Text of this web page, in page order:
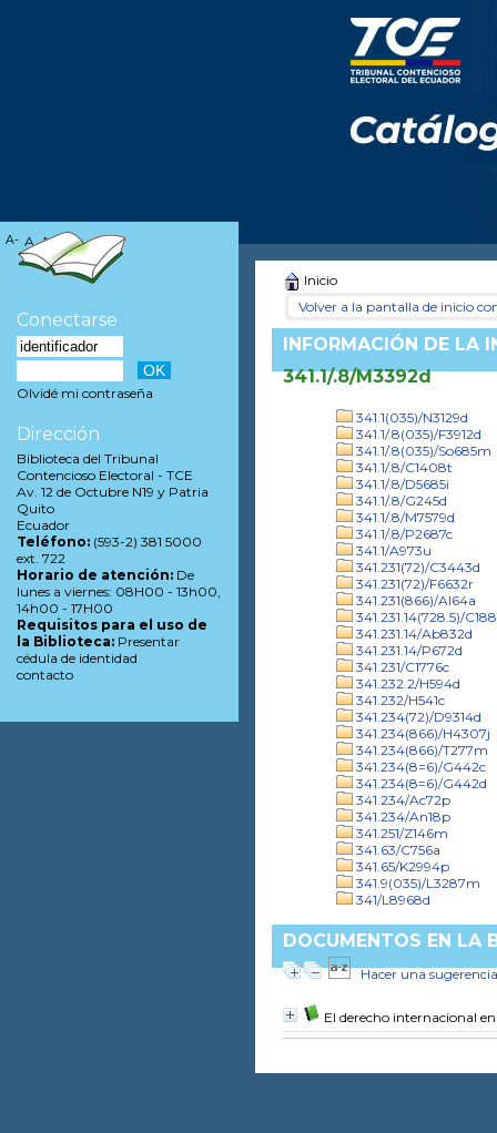
Inicio
Volver a la pantalla de inicio
INFORMACIÓN DE LA
341.1/.8/M3392d
341.1(035)/N3129d
341.1/.8(035)/F3912d
341.1/.8(035)/So685m
341.1/.8/C1408t
341.1/.8/D5685i
341.1/.8/G245d
341.1/.8/M7579d
341.1/.8/P2687c
341.1/A973u
341.231(72)/C3443d
341.231(72)/F6632r
341.231(866)/Al64a
341.231.14(728.5)/
341.231.14/Ab832d
341.231.14/P672d
341.231/C1776c
341.232.2/H594d
341.232/H541c
341.234(72)/D9314d
341.234(866)/H4307j
341.234(866)/T277m
341.234(8=6)/G442c
341.234(8=6)/G442d
341.234/Ac72p
341.234/An18p
341.251/Z146m
341.63/C756a
341.65/K2994p
341.9(035)/L3287m
341/L8968d
DOCUMENTOS EN LA
Hacer una sugerencia
El derecho internacional
A- A A+
Conectarse
Olvidé mi contraseña
Dirección
Biblioteca del Tribunal
Contencioso Electoral - TCE
Av. 12 de Octubre N19 y Patria
Quito
Ecuador
Teléfono: (593-2) 381 5000
ext. 722
Horario de atención: De
lunes a viernes: 08H00 - 13h00,
14h00 - 17H00
Requisitos para el uso de
la Biblioteca: Presentar
cédula de identidad
contacto